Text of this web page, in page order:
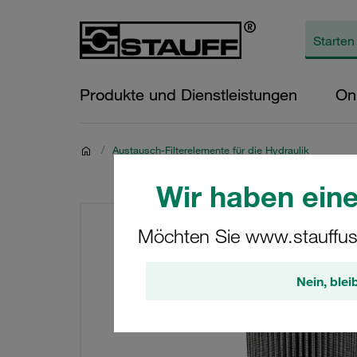
Wir haben
Möchten Sie
Nein,
Produkte und Dienstleistungen
/ Austausch-Filterelemente für die Hydraulik